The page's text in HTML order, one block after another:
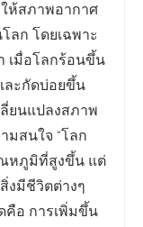
ห้สภาพอากาศ
ลก โดยเฉพาะ
เมื่อโลกร้อนขึ้น
ละกัดบ่อยขึ้น
ยนแปลงสภาพ
มสนใจ “โลก
ณหภูมิที่สูงขึ้น แต่
งมีชีวิตต่างๆ
คือ การเพิ่มขึ้น